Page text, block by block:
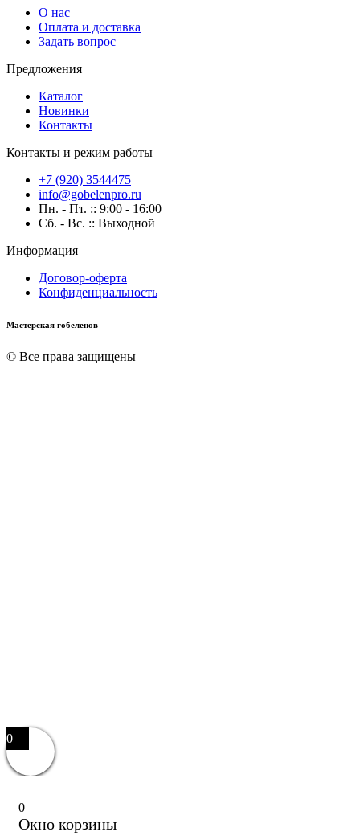
О нас
Оплата и доставка
Задать вопрос
Предложения
Каталог
Новинки
Контакты
Контакты и режим работы
+7 (920) 3544475
info@gobelenpro.ru
Пн. - Пт. :: 9:00 - 16:00
Сб. - Вс. :: Выходной
Информация
Договор-оферта
Конфиденциальность
Мастерская гобеленов
© Все права защищены
0
0
Окно корзины